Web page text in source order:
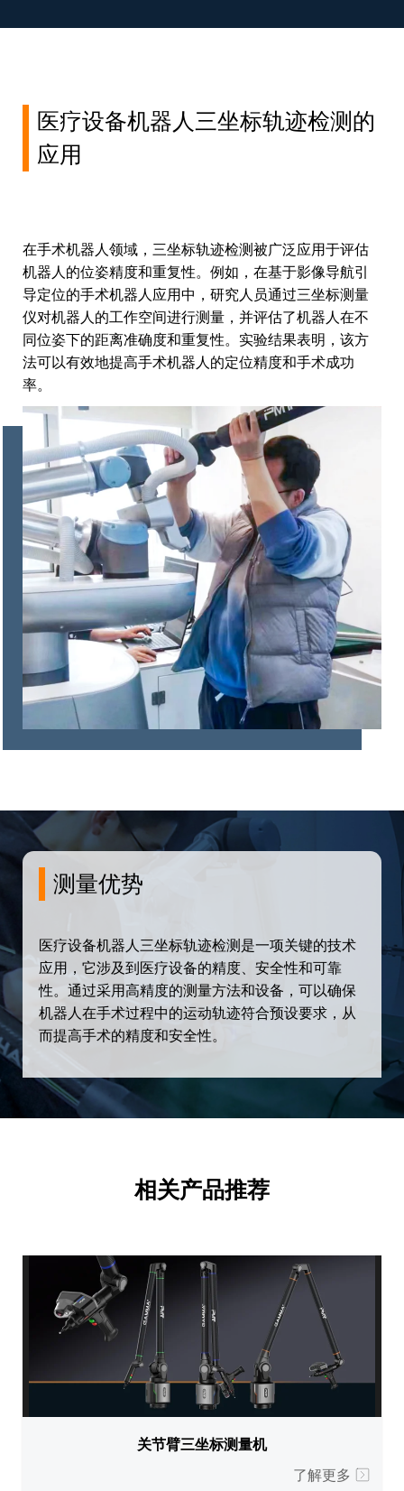
医疗设备机器人三坐标轨迹检测的
应用
在手术机器人领域，三坐标轨迹检测被广泛应用于评估
机器人的位姿精度和重复性。例如，在基于影像导航引
导定位的手术机器人应用中，研究人员通过三坐标测量
仪对机器人的工作空间进行测量，并评估了机器人在不
同位姿下的距离准确度和重复性。实验结果表明，该方
法可以有效地提高手术机器人的定位精度和手术成功
率。
测量优势
医疗设备机器人三坐标轨迹检测是一项关键的技术
应用，它涉及到医疗设备的精度、安全性和可靠
性。通过采用高精度的测量方法和设备，可以确保
机器人在手术过程中的运动轨迹符合预设要求，从
而提高手术的精度和安全性。
相关产品推荐
关节臂三坐标测量机
了解更多